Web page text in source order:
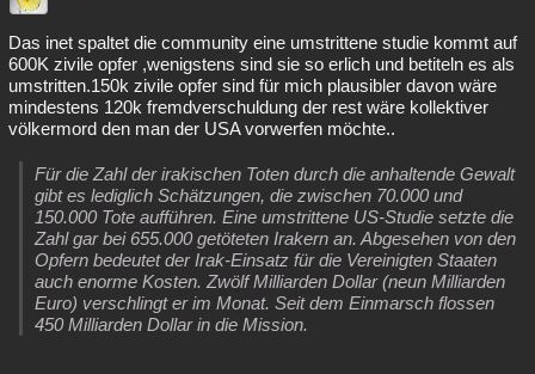
Das inet spaltet die community eine umstrittene studie kommt auf
600K zivile opfer ,wenigstens sind sie so erlich und betiteln es als
umstritten.150k zivile opfer sind für mich plausibler davon wäre
mindestens 120k fremdverschuldung der rest wäre kollektiver
völkermord den man der USA vorwerfen möchte..
Für die Zahl der irakischen Toten durch die anhaltende Gewalt
gibt es lediglich Schätzungen, die zwischen 70.000 und
150.000 Tote aufführen. Eine umstrittene US-Studie setzte die
Zahl gar bei 655.000 getöteten Irakern an. Abgesehen von den
Opfern bedeutet der Irak-Einsatz für die Vereinigten Staaten
auch enorme Kosten. Zwölf Milliarden Dollar (neun Milliarden
Euro) verschlingt er im Monat. Seit dem Einmarsch flossen
450 Milliarden Dollar in die Mission.